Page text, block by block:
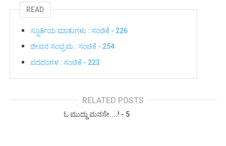
READ
ಸ್ಫೂರ್ತಿಯ ಮಾತುಗಳು : ಸಂಚಿಕೆ - 226
ಜೀವನ ಸಂಭ್ರಮ : ಸಂಚಿಕೆ - 254
ಪದದಂಗಳ : ಸಂಚಿಕೆ - 223
RELATED POSTS
ಓ ಮುದ್ದು ಮನಸೇ....! - 5